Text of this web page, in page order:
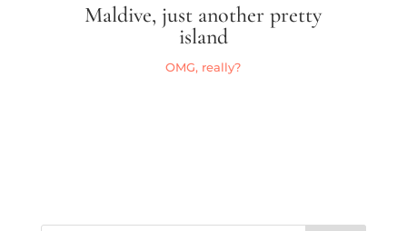
Maldive, just another pretty
island
OMG, really?